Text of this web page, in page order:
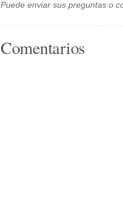
Puede enviar sus preguntas o
Comentarios